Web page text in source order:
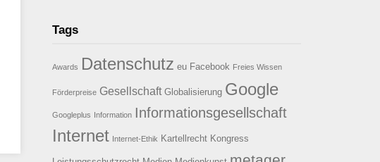
Tags
Awards Datenschutz eu Facebook Freies Wissen
Förderpreise Gesellschaft Globalisierung Google
Googleplus Information Informationsgesellschaft
Internet Internet-Ethik Kartellrecht Kongress